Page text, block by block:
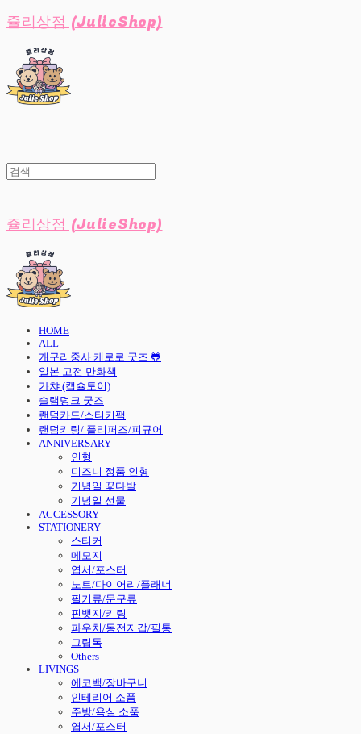
쥴리상점 (JulieShop)
쥴리상점 (JulieShop)
HOME
ALL
개구리중사 케로로 굿즈 🐸
일본 고전 만화책
가챠 (캡슐토이)
슬램덩크 굿즈
랜덤카드/스티커팩
랜덤키링/ 플리퍼즈/피규어
ANNIVERSARY
인형
디즈니 정품 인형
기념일 꽃다발
기념일 선물
ACCESSORY
STATIONERY
스티커
메모지
엽서/포스터
노트/다이어리/플래너
필기류/문구류
핀뱃지/키링
파우치/동전지갑/필통
그립톡
Others
LIVINGS
에코백/장바구니
인테리어 소품
주방/욕실 소품
엽서/포스터